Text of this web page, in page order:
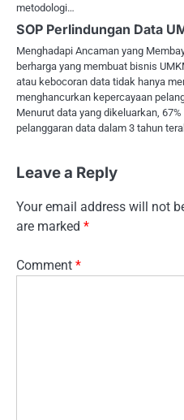
metodologi…
SOP Perlindungan Data
Menghadapi Ancaman yang
berharga yang membuat bisnis
atau kebocoran data tidak hanya
menghancurkan kepercayaan
Menurut data yang dikeluarkan,
pelanggaran data dalam 3 tahun
Leave a Reply
Your email address will not
are marked *
Comment *